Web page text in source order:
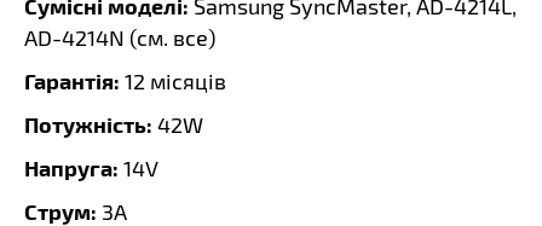
Сумісні моделі: Samsung SyncMaster, AD-4214L,
AD-4214N (см. все)
Гарантія: 12 місяців
Потужність: 42W
Напруга: 14V
Струм: 3A